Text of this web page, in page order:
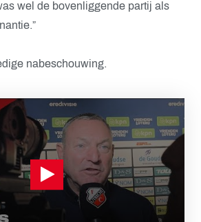
wel de bovenliggende partij als
nabeschouwing.